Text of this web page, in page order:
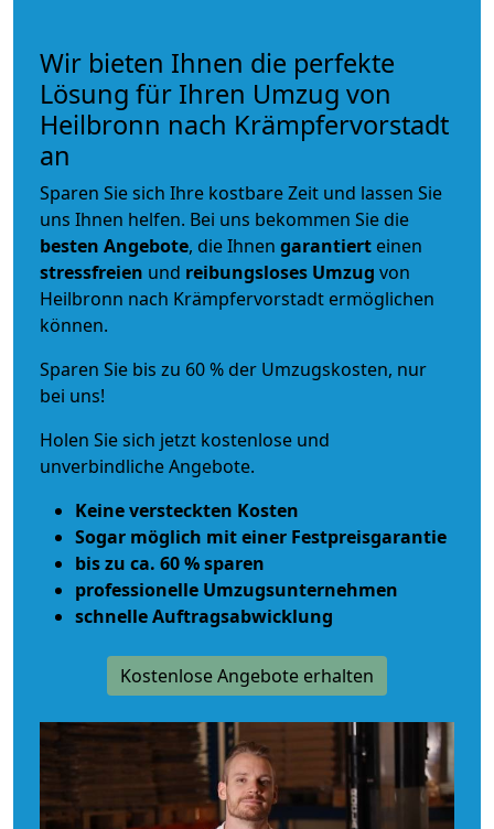
Wir bieten Ihnen die perfekte
Lösung für Ihren Umzug von
Heilbronn nach Krämpfervorstadt
an
Sparen Sie sich Ihre kostbare Zeit und lassen Sie
uns Ihnen helfen. Bei uns bekommen Sie die
besten Angebote, die Ihnen garantiert einen
stressfreien und reibungsloses Umzug von
Heilbronn nach Krämpfervorstadt ermöglichen
können.
Sparen Sie bis zu 60 % der Umzugskosten, nur
bei uns!
Holen Sie sich jetzt kostenlose und
unverbindliche Angebote.
Keine versteckten Kosten
Sogar möglich mit einer Festpreisgarantie
bis zu ca. 60 % sparen
professionelle Umzugsunternehmen
schnelle Auftragsabwicklung
Kostenlose Angebote erhalten